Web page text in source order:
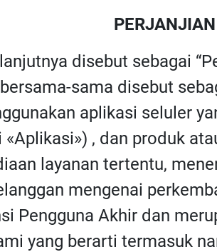
disebut sebagai
sama disebut
aplikasi seluler
, dan produk
layanan tertentu,
mengenai
Pengguna Akhir dan
yang berarti termasuk